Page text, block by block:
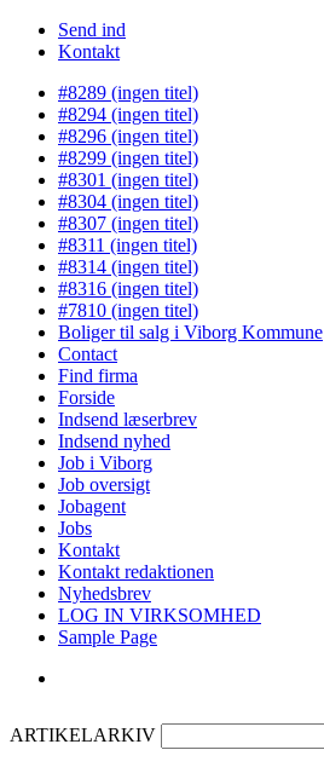
Send ind
Kontakt
#8289 (ingen titel)
#8294 (ingen titel)
#8296 (ingen titel)
#8299 (ingen titel)
#8301 (ingen titel)
#8304 (ingen titel)
#8307 (ingen titel)
#8311 (ingen titel)
#8314 (ingen titel)
#8316 (ingen titel)
#7810 (ingen titel)
Boliger til salg i Viborg Kommune
Contact
Find firma
Forside
Indsend læserbrev
Indsend nyhed
Job i Viborg
Job oversigt
Jobagent
Jobs
Kontakt
Kontakt redaktionen
Nyhedsbrev
LOG IN VIRKSOMHED
Sample Page
ARTIKELARKIV